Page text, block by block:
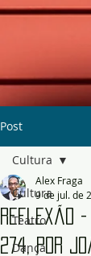
Post
Cultura
Teatro
Dança
Cultura
Reflexão -
274, por
Alex Fraga
9 de jul. de